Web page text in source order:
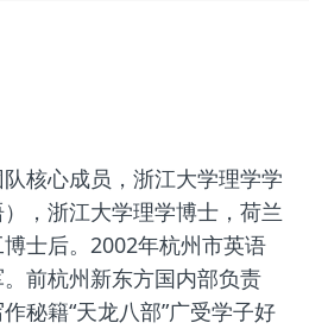
核心成员，浙江大学理学学
，浙江大学理学博士，荷兰
士后。2002年杭州市英语
前杭州新东方国内部负责
秘籍“天龙八部”广受学子好